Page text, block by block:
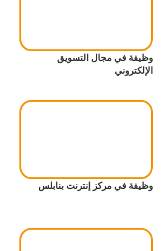
وظيفة في مجال التسويق
الإلكتروني
وظيفة في مركز إنترنت بنابلس